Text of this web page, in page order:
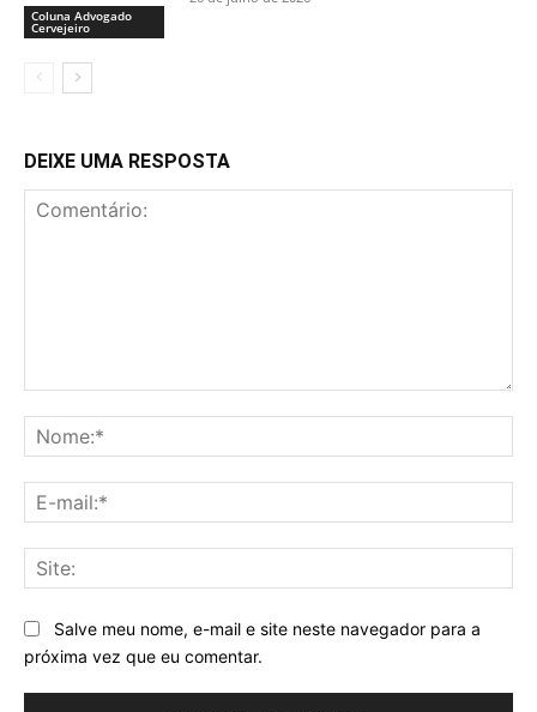
Coluna Advogado
Cervejeiro
DEIXE UMA RESPOSTA
Salve meu nome, e-mail e site neste navegador para a
próxima vez que eu comentar.